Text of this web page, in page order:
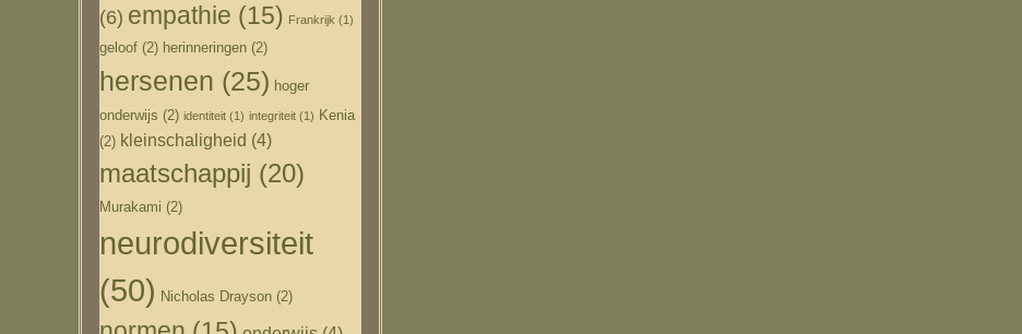
(6) empathie (15) Frankrijk (1)
geloof (2) herinneringen (2)
hersenen (25) hoger
onderwijs (2) identiteit (1) integriteit (1) Kenia
(2) kleinschaligheid (4)
maatschappij (20)
Murakami (2)
neurodiversiteit
(50) Nicholas Drayson (2)